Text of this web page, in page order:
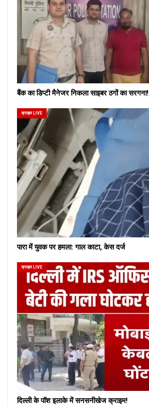
बैंक का डिप्टी मैनेजर निकला साइबर ठगों का सरगना!
क्राइम LIVE
पारा में युवक पर हमला: गाल काटा, केस दर्ज
क्राइम LIVE
दिल्ली के पॉश इलाके में सनसनीखेज क्राइम!